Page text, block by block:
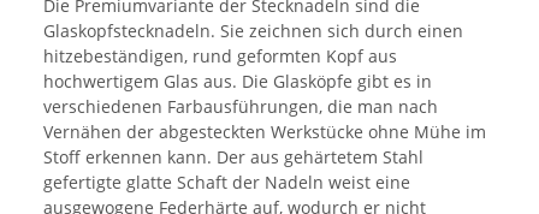
Die Premiumvariante der Stecknadeln sind die
Glaskopfstecknadeln. Sie zeichnen sich durch einen
hitzebeständigen, rund geformten Kopf aus
hochwertigem Glas aus. Die Glasköpfe gibt es in
verschiedenen Farbausführungen, die man nach
Vernähen der abgesteckten Werkstücke ohne Mühe im
Stoff erkennen kann. Der aus gehärtetem Stahl
gefertigte glatte Schaft der Nadeln weist eine
ausgewogene Federhärte auf, wodurch er nicht